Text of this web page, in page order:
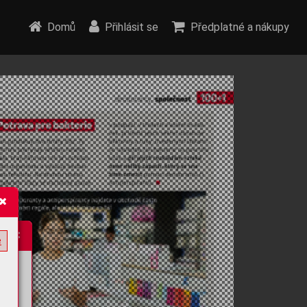
Domů Přihlásit se Předplatné a nákupy